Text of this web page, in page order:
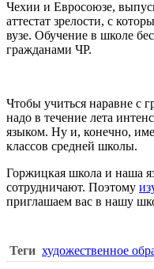
Чехии и Евросоюзе,
аттестат зрелости, с
вузе. Обучение в школе
гражданами ЧР.
Чтобы учиться наравне с
надо в течение лета
языком. Ну и, конечно,
классов средней школы.
Горжицкая школа и наша
сотрудничают. Поэтому
приглашаем вас в нашу
Теги художественное